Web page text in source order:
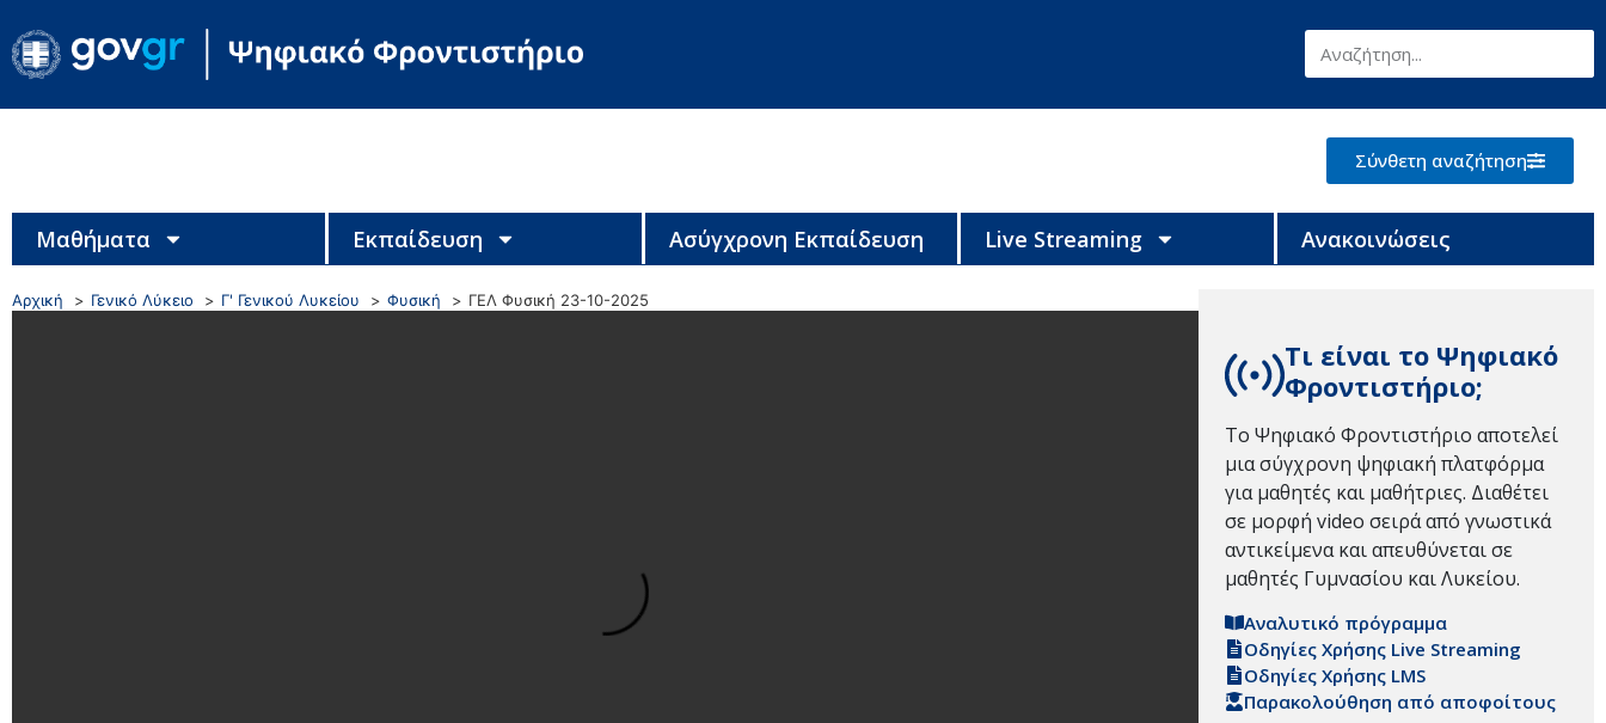
Σύνθετη αναζήτηση
Μαθήματα Εκπαίδευση Ασύγχρονη Εκπαίδευση Live Streaming Ανακοινώσεις
Αρχική Γενικό Λύκειο Γ' Γενικού Λυκείου Φυσική ΓΕΛ Φυσική 23-10-2025
Τι είναι το Ψηφιακό
Φροντιστήριο;
Το Ψηφιακό Φροντιστήριο αποτελεί
μια σύγχρονη ψηφιακή πλατφόρμα
για μαθητές και μαθήτριες. Διαθέτει
σε μορφή video σειρά από γνωστικά
αντικείμενα και απευθύνεται σε
μαθητές Γυμνασίου και Λυκείου.
Αναλυτικό πρόγραμμα
Οδηγίες Χρήσης Live Streaming
Οδηγίες Χρήσης LMS
Παρακολούθηση από αποφοίτους